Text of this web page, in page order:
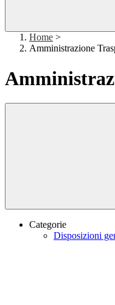
Home >
Amministrazione
Categorie
Disposizioni